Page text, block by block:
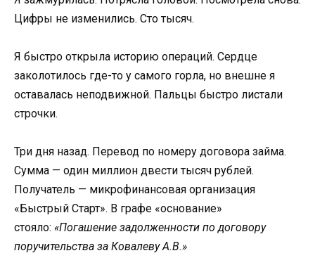
Цифры не изменились. Сто тысяч.
Я быстро открыла историю операций. Сердце
заколотилось где-то у самого горла, но внешне я
оставалась неподвижной. Пальцы быстро листали
строчки.
Три дня назад. Перевод по номеру договора займа.
Сумма — один миллион двести тысяч рублей.
Получатель — микрофинансовая организация
«Быстрый Старт». В графе «основание»
стояло: «Погашение задолженности по договору
поручительства за Ковалеву А.В.»